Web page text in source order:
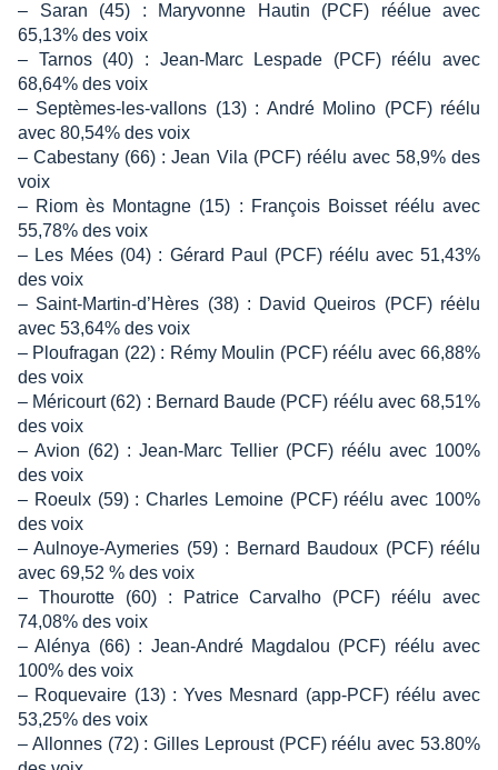
– Saran (45) : Maryvonne Hautin (PCF) réélue avec
65,13% des voix
– Tarnos (40) : Jean-Marc Lespade (PCF) réélu avec
68,64% des voix
– Septèmes-les-vallons (13) : André Molino (PCF) réélu
avec 80,54% des voix
– Cabestany (66) : Jean Vila (PCF) réélu avec 58,9% des
voix
– Riom ès Montagne (15) : François Boisset réélu avec
55,78% des voix
– Les Mées (04) : Gérard Paul (PCF) réélu avec 51,43%
des voix
– Saint-Martin-d’Hères (38) : David Queiros (PCF) réėlu
avec 53,64% des voix
– Ploufragan (22) : Rémy Moulin (PCF) réélu avec 66,88%
des voix
– Méricourt (62) : Bernard Baude (PCF) réélu avec 68,51%
des voix
– Avion (62) : Jean-Marc Tellier (PCF) réélu avec 100%
des voix
– Roeulx (59) : Charles Lemoine (PCF) réélu avec 100%
des voix
– Aulnoye-Aymeries (59) : Bernard Baudoux (PCF) réélu
avec 69,52 % des voix
– Thourotte (60) : Patrice Carvalho (PCF) réélu avec
74,08% des voix
– Alénya (66) : Jean-André Magdalou (PCF) réélu avec
100% des voix
– Roquevaire (13) : Yves Mesnard (app-PCF) réélu avec
53,25% des voix
– Allonnes (72) : Gilles Leproust (PCF) réélu avec 53.80%